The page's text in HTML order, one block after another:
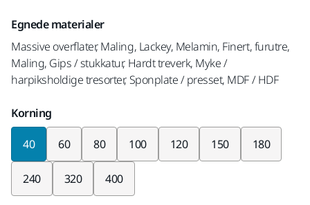
Egnede materialer
Massive overflater, Maling, Lackey, Melamin, Finert, furutre,
Maling, Gips / stukkatur, Hardt treverk, Myke /
harpiksholdige tresorter, Sponplate / presset, MDF / HDF
Korning
40 60 80 100 120 150 180
240 320 400